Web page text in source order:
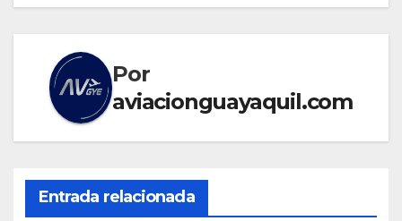
Por
aviacionguayaquil.com
Entrada relacionada